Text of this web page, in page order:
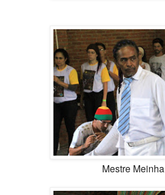
Mestre Meinha